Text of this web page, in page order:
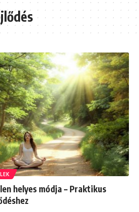
helyes módja – Praktikus